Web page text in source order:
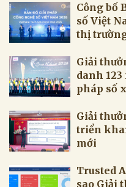
Công bố
số Việt
thị
Giải
danh
pháp số
Giải
triển
mới
Trusted
sao Giải